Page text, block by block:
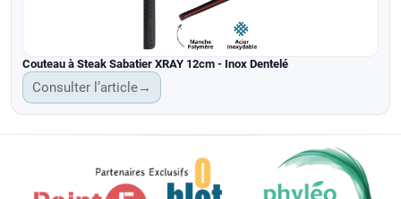
Couteau à Steak Sabatier XRAY 12cm - Inox Dentelé
Consulter l’article→